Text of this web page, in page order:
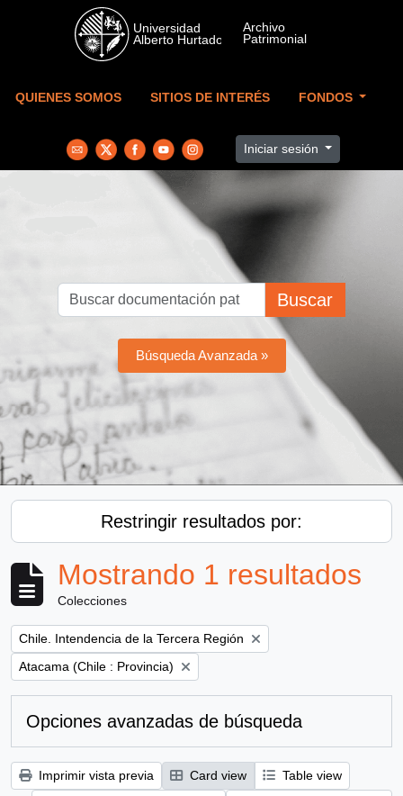
Skip to main content
QUIENES SOMOS SITIOS DE INTERÉS FONDOS
Iniciar sesión
Buscar
Búsqueda Avanzada »
Restringir resultados por:
Mostrando 1 resultados
Colecciones
Remove filter:
Chile. Intendencia de la Tercera Región
Remove filter:
Atacama (Chile : Provincia)
Opciones avanzadas de búsqueda
Imprimir vista previa Card view
Table view